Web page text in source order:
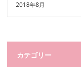
2018年8月
カテゴリー